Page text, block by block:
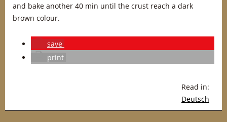
and bake another 40 min until the crust reach a dark
brown colour.
save
print
Read in:
Deutsch